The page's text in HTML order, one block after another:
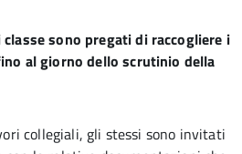
sono pregati di raccogliere i
al giorno dello scrutinio della
collegiali, gli stessi sono invitati